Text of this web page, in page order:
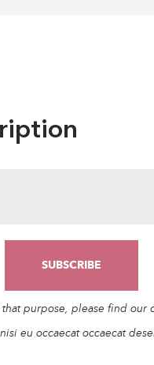
purpose, please find
eu occaecat occaecat